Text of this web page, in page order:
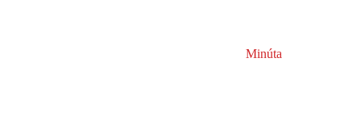
Minúta